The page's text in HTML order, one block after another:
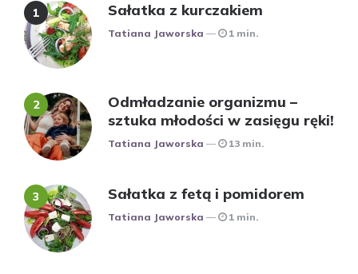
Sałatka z kurczakiem
Posted
Tatiana Jaworska 1 min.
Odmładzanie organizmu –
sztuka młodości w zasięgu ręki!
Posted
Tatiana Jaworska 13 min.
Sałatka z fetą i pomidorem
Posted
Tatiana Jaworska 1 min.